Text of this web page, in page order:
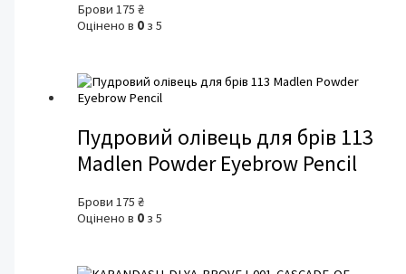
Брови175₴
Оцінено в 0 з 5
Пудровий олівець для брів 113
Madlen Powder Eyebrow Pencil
Брови175₴
Оцінено в 0 з 5